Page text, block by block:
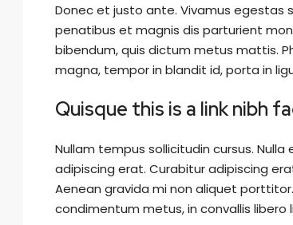
Donec et justo ante. Vivamus egestas
penatibus et magnis dis parturient
bibendum, quis dictum metus mattis.
magna, tempor in blandit id, porta in
Quisque this is a link nibh
Nullam tempus sollicitudin cursus.
adipiscing erat. Curabitur adipiscing
Aenean gravida mi non aliquet
condimentum metus, in convallis libero